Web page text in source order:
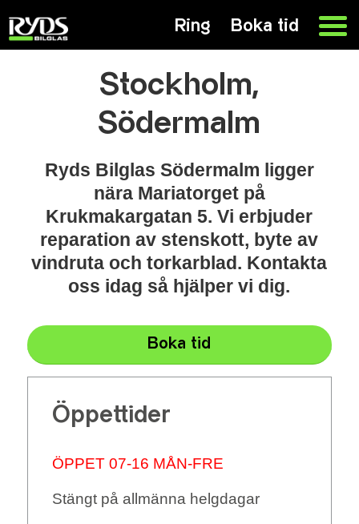
Ring Boka tid
Stockholm,
Södermalm
Ryds Bilglas Södermalm ligger
nära Mariatorget på
Krukmakargatan 5. Vi erbjuder
reparation av stenskott, byte av
vindruta och torkarblad. Kontakta
oss idag så hjälper vi dig.
Boka tid
Öppettider
ÖPPET 07-16 MÅN-FRE
Stängt på allmänna helgdagar